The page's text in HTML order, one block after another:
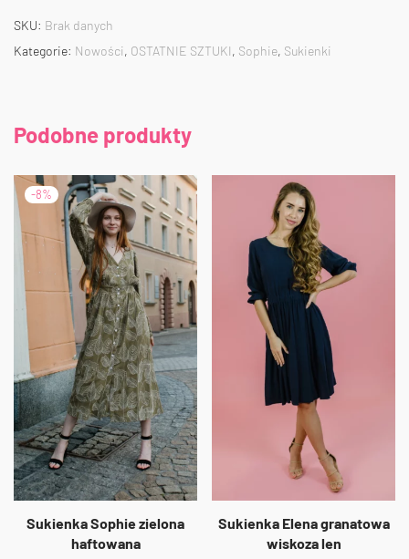
SKU: Brak danych
Kategorie: Nowości, OSTATNIE SZTUKI, Sophie, Sukienki
Podobne produkty
-8%
Sukienka Sophie zielona
haftowana
Sukienka Elena granatowa
wiskoza len